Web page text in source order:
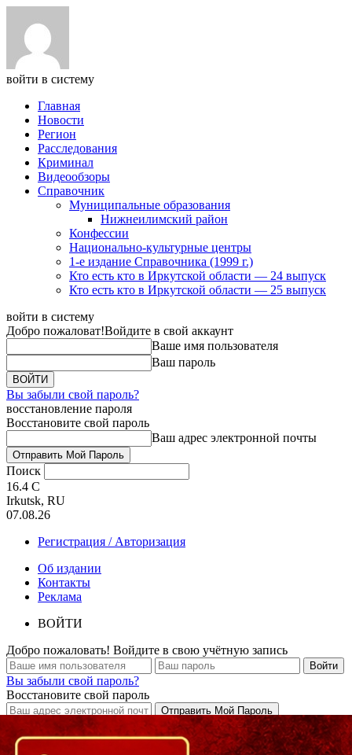
войти в систему
Главная
Новости
Регион
Расследования
Криминал
Видеообзоры
Справочник
Муниципальные образования
Нижнеилимский район
Конфессии
Национально-культурные центры
1-е издание Справочника (1999 г.)
Кто есть кто в Иркутской области — 24 выпуск
Кто есть кто в Иркутской области — 25 выпуск
войти в систему
Добро пожаловат!Войдите в свой аккаунт
Ваше имя пользователя
Ваш пароль
Вы забыли свой пароль?
восстановление пароля
Восстановите свой пароль
Ваш адрес электронной почты
Поиск
16.4 C
Irkutsk, RU
07.08.26
Регистрация / Авторизация
Об издании
Контакты
Реклама
ВОЙТИ
Добро пожаловать! Войдите в свою учётную запись
Вы забыли свой пароль?
Восстановите свой пароль
Кто есть кто в Байкальском регионе